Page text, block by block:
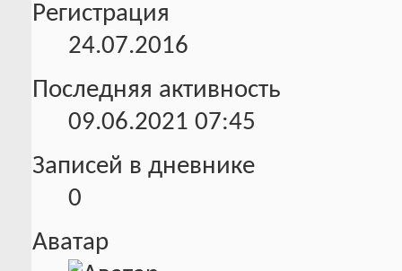
Регистрация
24.07.2016
Последняя активность
09.06.2021 07:45
Записей в дневнике
0
Аватар